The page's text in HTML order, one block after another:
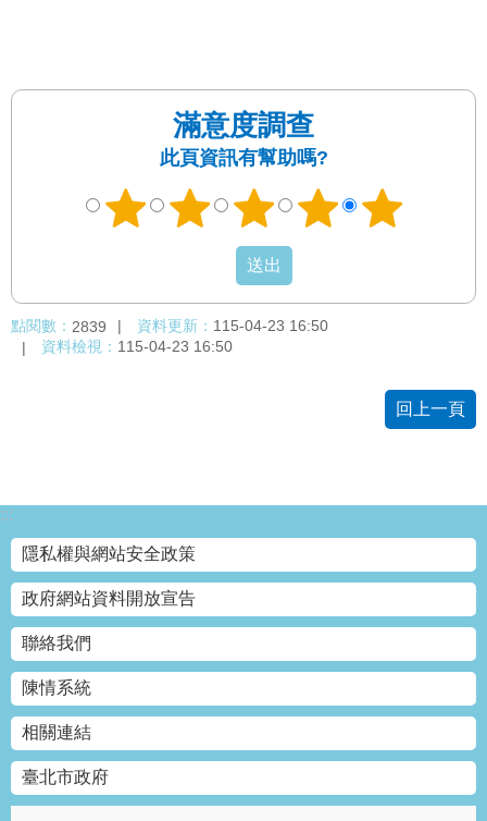
滿意度調查
此頁資訊有幫助嗎?
點閱數： 2839 資料更新： 115-04-23 16:50
資料檢視： 115-04-23 16:50
回上一頁
:::
隱私權與網站安全政策
政府網站資料開放宣告
聯絡我們
陳情系統
相關連結
臺北市政府